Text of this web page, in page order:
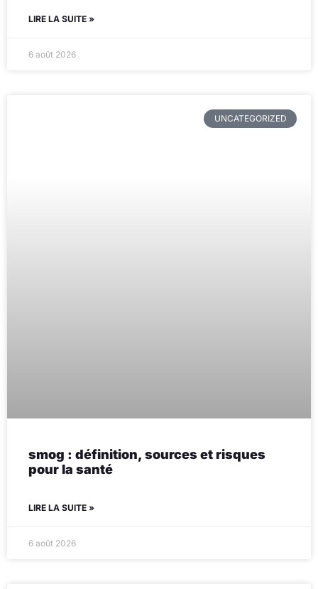
LIRE LA SUITE »
6 août 2026
UNCATEGORIZED
smog : définition, sources et risques
pour la santé
LIRE LA SUITE »
6 août 2026